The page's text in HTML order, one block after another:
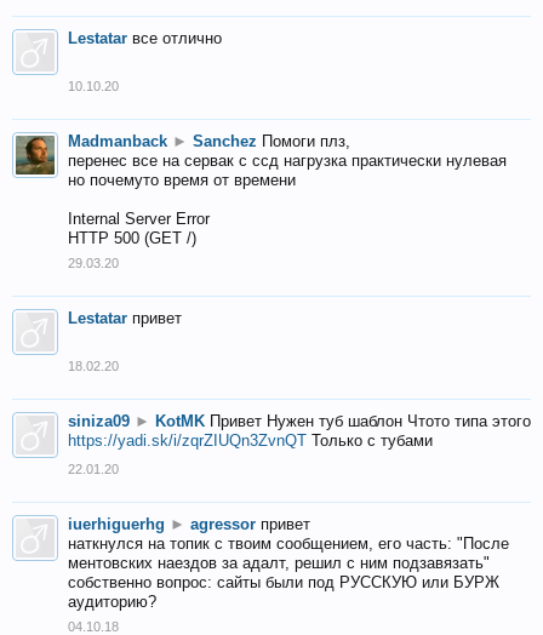
Lestatar все отлично
10.10.20
Madmanback ► Sanchez Помоги плз,
перенес все на сервак с ссд нагрузка практически нулевая
но почемуто время от времени
Internal Server Error
HTTP 500 (GET /)
29.03.20
Lestatar привет
18.02.20
siniza09 ► KotMK Привет Нужен туб шаблон Чтото типа этого
https://yadi.sk/i/zqrZIUQn3ZvnQT Только с тубами
22.01.20
iuerhiguerhg ► agressor привет
наткнулся на топик с твоим сообщением, его часть: "После
ментовских наездов за адалт, решил с ним подзавязать"
собственно вопрос: сайты были под РУССКУЮ или БУРЖ
аудиторию?
04.10.18